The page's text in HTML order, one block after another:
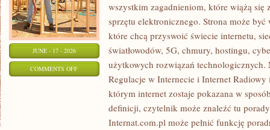
JUNE - 17 - 2026
COMMENTS OFFON
PRZECHOWYWANIE
wszystkim zagadnieniom, które wiążą się
sprzętu elektronicznego. Strona może
które chcą przyswoić świecie internetu,
światłowodów, 5G, chmury, hostingu,
użytkowych rozwiązań technologicznych.
Regulacje w Internecie i Internet
którym internet zostaje pokazana w
definicji, czytelnik może znaleźć tu
Internat.com.pl może pełnić funkcję